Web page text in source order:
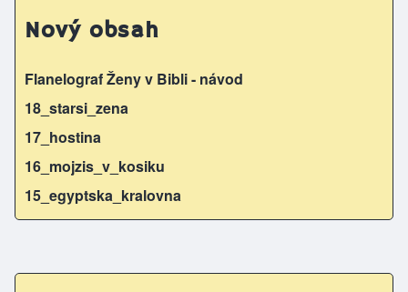
Nový obsah
Flanelograf Ženy v Bibli - návod
18_starsi_zena
17_hostina
16_mojzis_v_kosiku
15_egyptska_kralovna